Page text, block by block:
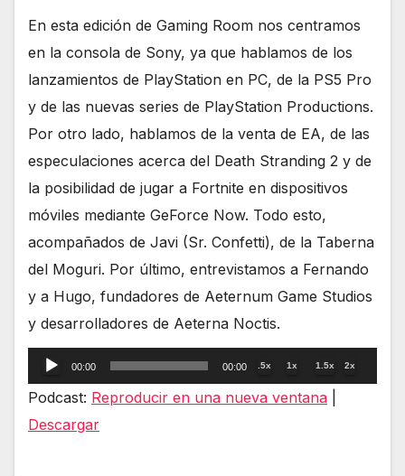
En esta edición de Gaming Room nos centramos
en la consola de Sony, ya que hablamos de los
lanzamientos de PlayStation en PC, de la PS5 Pro
y de las nuevas series de PlayStation Productions.
Por otro lado, hablamos de la venta de EA, de las
especulaciones acerca del Death Stranding 2 y de
la posibilidad de jugar a Fortnite en dispositivos
móviles mediante GeForce Now. Todo esto,
acompañados de Javi (Sr. Confetti), de la Taberna
del Moguri. Por último, entrevistamos a Fernando
y a Hugo, fundadores de Aeternum Game Studios
y desarrolladores de Aeterna Noctis.
Reproductor
de
audio
00:00 00:00 .5x 1x 1.5x 2x
Podcast: Reproducir en una nueva ventana
Descargar